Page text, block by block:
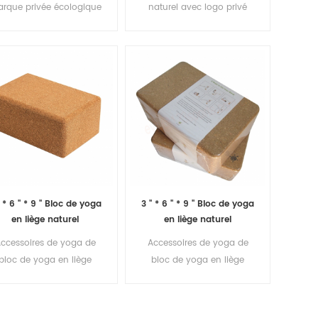
l'environnement
privée écologique
écologique
naturel avec logo privé
* 6 '' * 9 '' Bloc de yoga
en liège naturel
personnalisé
de yoga de
de yoga en liège
3 '' * 6 '' * 9 '' Bloc de yoga
en liège naturel
personnalisé
antidérapant
Accessoires de yoga de
bloc de yoga en liège